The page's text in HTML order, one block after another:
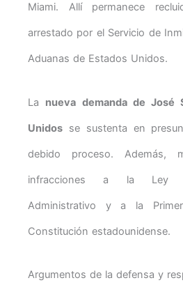
Miami. Allí permanece
arrestado por el Servicio de
Aduanas de Estados Unidos.
La nueva demanda de José
Unidos se sustenta en
debido proceso. Además,
infracciones a la Ley
Administrativo y a la
Constitución estadounidense.
Argumentos de la defensa y